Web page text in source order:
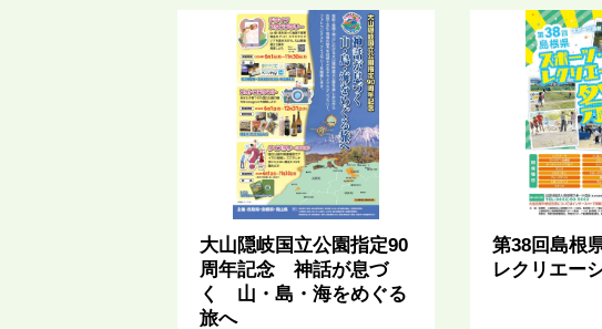
大山隠岐国立公園指定90
周年記念 神話が息づ
く 山・島・海をめぐる
旅へ
第38回島根
レクリエー